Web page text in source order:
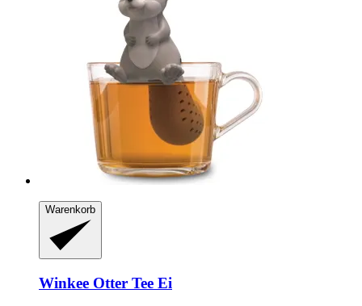
Warenkorb
Winkee Otter Tee Ei